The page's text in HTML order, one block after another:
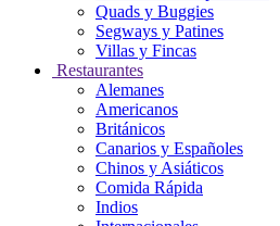
Quads y Buggies
Segways y Patines
Villas y Fincas
Restaurantes
Alemanes
Americanos
Británicos
Canarios y Españoles
Chinos y Asiáticos
Comida Rápida
Indios